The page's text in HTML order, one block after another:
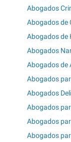
Abogados
Abogados de
Abogados de
Abogados
Abogados de
Abogados
Abogados
Abogados
Abogados
Abogados